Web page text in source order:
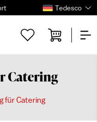
Tedesco
Catering
für Catering